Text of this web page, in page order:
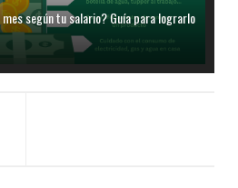
según tu salario? Guía para lograrlo